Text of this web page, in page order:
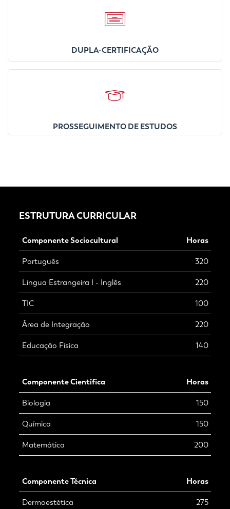
DUPLA-CERTIFICAÇÃO
PROSSEGUIMENTO DE ESTUDOS
ESTRUTURA CURRICULAR
Componente Sociocultural Horas
Português 320
Língua Estrangeira I - Inglês 220
TIC 100
Área de Integração 220
Educação Física 140
Componente Científica Horas
Biologia 150
Química 150
Matemática 200
Componente Técnica Horas
Dermoestética 275